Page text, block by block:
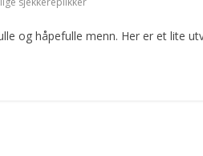
og håpefulle menn. Her er et lite